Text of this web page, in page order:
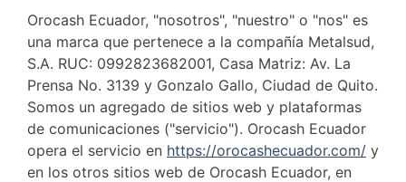
Orocash Ecuador, "nosotros", "nuestro" o "nos" es
una marca que pertenece a la compañía Metalsud,
S.A. RUC: 0992823682001, Casa Matriz: Av. La
Prensa No. 3139 y Gonzalo Gallo, Ciudad de Quito.
Somos un agregado de sitios web y plataformas
de comunicaciones ("servicio"). Orocash Ecuador
opera el servicio en https://orocashecuador.com/ y
en los otros sitios web de Orocash Ecuador, en